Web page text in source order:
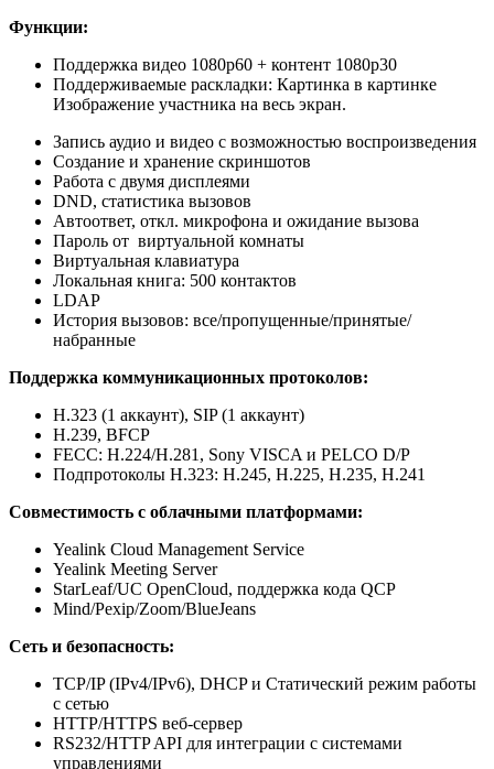
Функции:
Поддержка видео 1080р60 + контент 1080р30
Поддерживаемые раскладки: Картинка в картинке
Изображение участника на весь экран.
Запись аудио и видео с возможностью воспроизведения
Создание и хранение скриншотов
Работа с двумя дисплеями
DND, статистика вызовов
Автоответ, откл. микрофона и ожидание вызова
Пароль от виртуальной комнаты
Виртуальная клавиатура
Локальная книга: 500 контактов
LDAP
История вызовов: все/пропущенные/принятые/
набранные
Поддержка коммуникационных протоколов:
H.323 (1 аккаунт), SIP (1 аккаунт)
H.239, BFCP
FECC: H.224/H.281, Sony VISCA и PELCO D/P
Подпротоколы H.323: H.245, H.225, H.235, H.241
Совместимость с облачными платформами:
Yealink Cloud Management Service
Yealink Meeting Server
StarLeaf/UC OpenCloud, поддержка кода QCP
Mind/Pexip/Zoom/BlueJeans
Сеть и безопасность:
TCP/IP (IPv4/IPv6), DHCP и Статический режим работы
с сетью
HTTP/HTTPS веб-сервер
RS232/HTTP API для интеграции с системами
управлениями